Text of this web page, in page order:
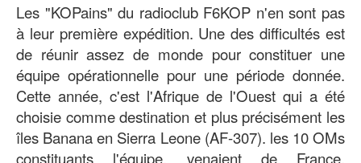
Les "KOPains" du radioclub F6KOP n'en sont pas
à leur première expédition. Une des difficultés est
de réunir assez de monde pour constituer une
équipe opérationnelle pour une période donnée.
Cette année, c'est l'Afrique de l'Ouest qui a été
choisie comme destination et plus précisément les
îles Banana en Sierra Leone (AF-307). les 10 OMs
constituants l'équipe, venaient de France,